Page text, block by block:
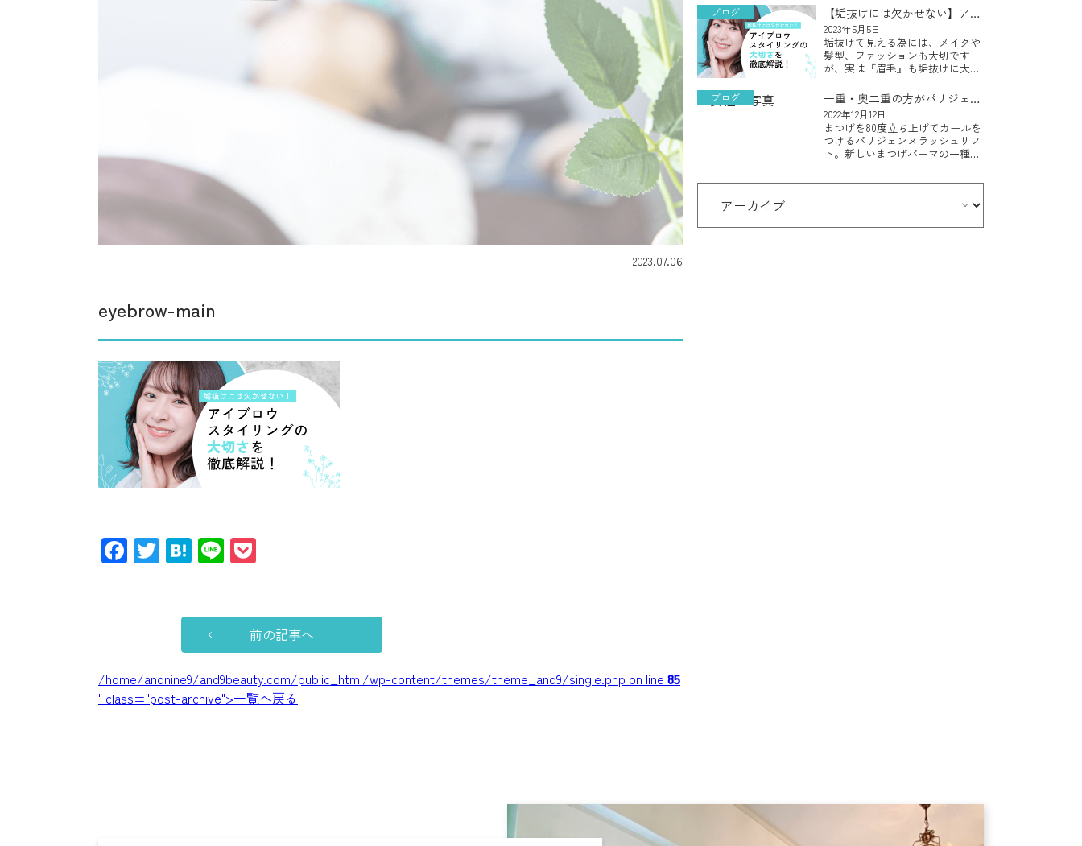
2023.07.06
eyebrow-main
Facebook
Twitter
Hatena
Line
前の記事へ
/home/andnine9/and9beauty.com/public_html/wp-content/themes/theme_and9/single.php on line 85
" class="post-archive">一覧へ戻る
エクステンションですが、自分の
目元に似合う素材やデザインが何
なのかわからないとお悩みの方も
多いのでは […]
ブログ
【垢抜けには欠かせない】アイ
ブロスタイリングの大切さを徹
底解説！
2023年5月5日
垢抜けて見える為には、メイクや
髪型、ファッションも大切です
が、実は『眉毛』も垢抜けに大切
の印象や表情に大きな影響を与え
る重要な要素となる『眉毛』を整
える『アイブロウスタイリング』
についてご説 […]
ブログ
一重・奥二重の方がパリジェン
ヌラッシュリフトを受ける際の
ポイント
2022年12月12日
まつげを80度立ち上げてカールを
つけるパリジェンヌラッシュリフ
ト。新しいまつげパーマの一種と
しているまつげの矯正方法です。
とから人気を集めているパリジェ